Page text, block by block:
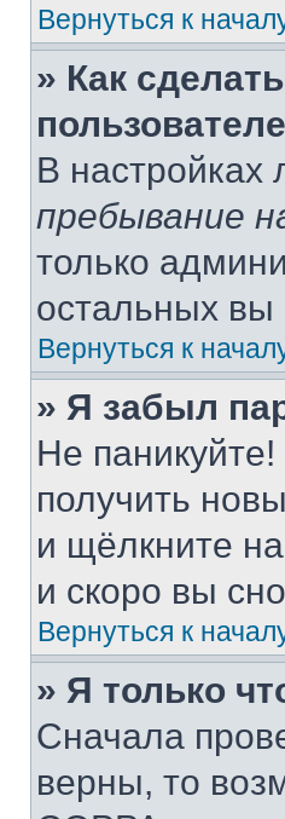
Вернуться к
» Как
В
пребывание
только
остальных вы
Вернуться к
» Я забыл
Не
получить
и щёлкните
и скоро вы
Вернуться к
» Я только
Сначала
верны, то